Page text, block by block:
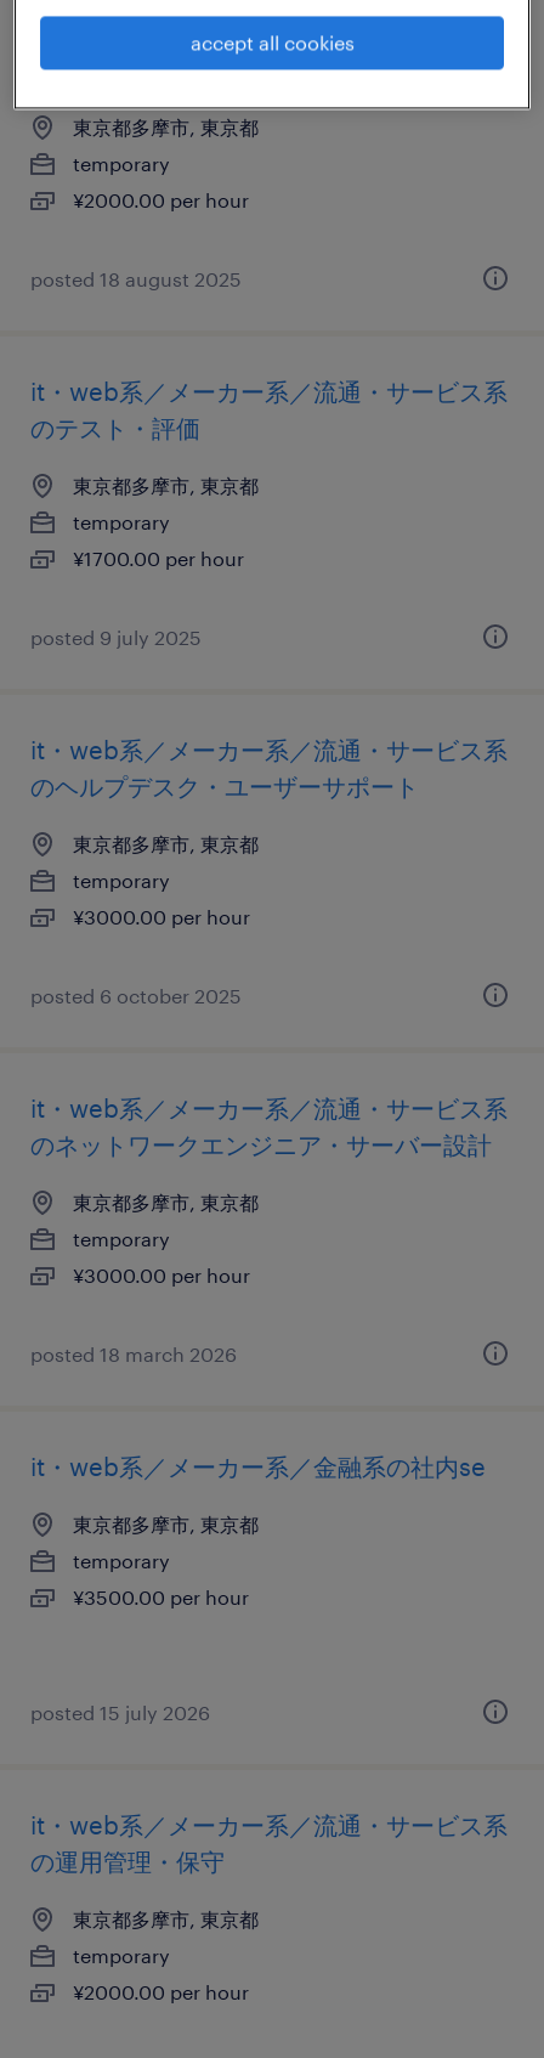
it・web系／メーカー系／流通・サービス系
の運用管理・保守
東京都多摩市, 東京都
temporary
¥2000.00 per hour
posted 18 august 2025
it・web系／メーカー系／流通・サービス系
のテスト・評価
東京都多摩市, 東京都
temporary
¥1700.00 per hour
posted 9 july 2025
it・web系／メーカー系／流通・サービス系
のヘルプデスク・ユーザーサポート
東京都多摩市, 東京都
temporary
¥3000.00 per hour
posted 6 october 2025
it・web系／メーカー系／流通・サービス系
のネットワークエンジニア・サーバー設計
東京都多摩市, 東京都
temporary
¥3000.00 per hour
posted 18 march 2026
it・web系／メーカー系／金融系の社内se
東京都多摩市, 東京都
temporary
¥3500.00 per hour
posted 15 july 2026
it・web系／メーカー系／流通・サービス系
の運用管理・保守
東京都多摩市, 東京都
temporary
¥2000.00 per hour
accept all cookies